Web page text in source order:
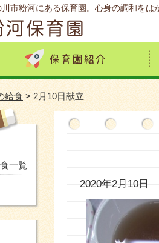
川市粉河にある保育園。心身の調和を
給食 > 2月10日献立
2020年2月10日
一覧